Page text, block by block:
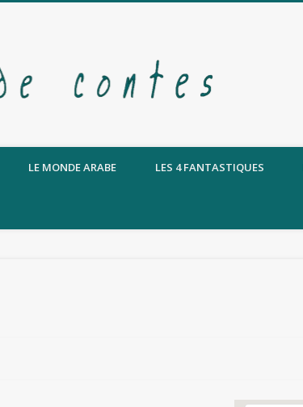
LE MONDE ARABE LES 4 FANTASTIQUES